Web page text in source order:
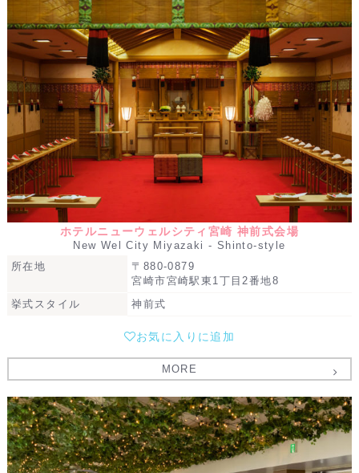
ホテルニューウェルシティ宮崎 神前式会場
New Wel City Miyazaki - Shinto-style
所在地
〒880-0879
宮崎市宮崎駅東1丁目2番地8
挙式スタイル
神前式
お気に入りに追加
MORE